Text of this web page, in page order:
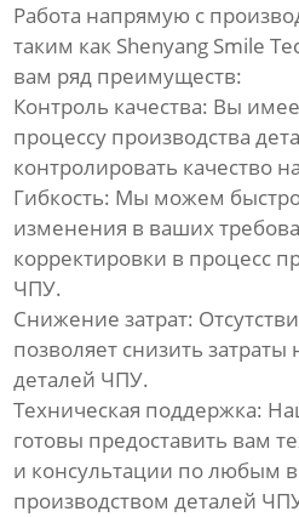
Работа напрямую с
таким как Shenyang Smile
вам ряд преимуществ:
Контроль качества: Вы
процессу производства
контролировать качество
Гибкость: Мы можем быстро
изменения в ваших
корректировки в процесс
ЧПУ.
Снижение затрат:
позволяет снизить затраты
деталей ЧПУ.
Техническая поддержка:
готовы предоставить вам
и консультации по любым
производством деталей